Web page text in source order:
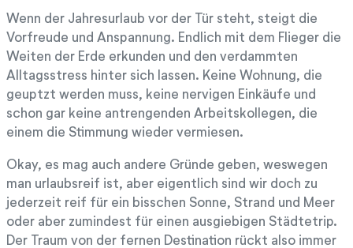
Wenn der Jahresurlaub vor der Tür steht, steigt die
Vorfreude und Anspannung. Endlich mit dem Flieger die
Weiten der Erde erkunden und den verdammten
Alltagsstress hinter sich lassen. Keine Wohnung, die
geuptzt werden muss, keine nervigen Einkäufe und
schon gar keine antrengenden Arbeitskollegen, die
einem die Stimmung wieder vermiesen.
Okay, es mag auch andere Gründe geben, weswegen
man urlaubsreif ist, aber eigentlich sind wir doch zu
jederzeit reif für ein bisschen Sonne, Strand und Meer
oder aber zumindest für einen ausgiebigen Städtetrip.
Der Traum von der fernen Destination rückt also immer